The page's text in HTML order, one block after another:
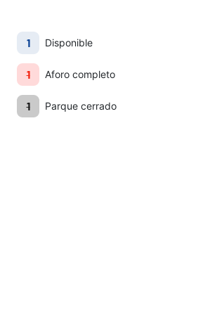
1 Disponible
1 Aforo completo
1 Parque cerrado
Aviso Legal
Términos y Condiciones